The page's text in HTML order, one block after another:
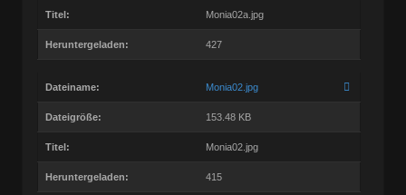
Titel: Monia02a.jpg
Heruntergeladen: 427
Dateiname: Monia02.jpg
Dateigröße: 153.48 KB
Titel: Monia02.jpg
Heruntergeladen: 415